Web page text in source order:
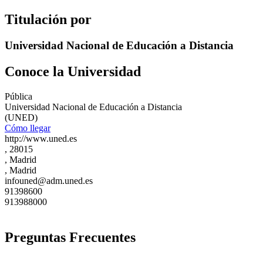
Titulación por
Universidad Nacional de Educación a Distancia
Conoce la Universidad
Pública
Universidad Nacional de Educación a Distancia
(UNED)
Cómo llegar
http://www.uned.es
, 28015
, Madrid
, Madrid
infouned@adm.uned.es
91398600
913988000
Preguntas Frecuentes